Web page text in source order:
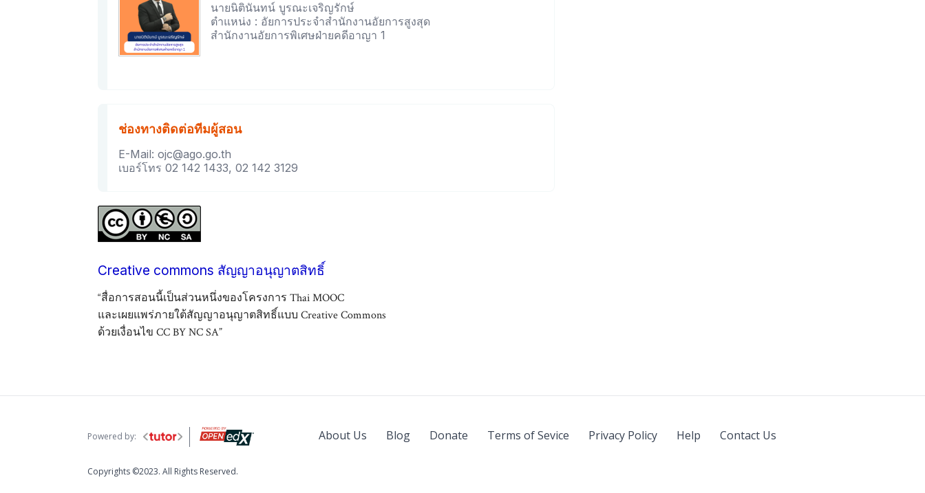
นายนิตินันทน์ บูรณะเจริญรักษ์
ตำแหน่ง : อัยการประจำสำนักงานอัยการสูงสุด
สำนักงานอัยการพิเศษฝ่ายคดีอาญา 1
ช่องทางติดต่อทีมผู้สอน
E-Mail: ojc@ago.go.th
เบอร์โทร 02 142 1433, 02 142 3129
Creative commons สัญญาอนุญาตสิทธิ์
“สื่อการสอนนี้เป็นส่วนหนึ่งของโครงการ Thai MOOC
และเผยแพร่ภายใต้สัญญาอนุญาตสิทธิ์แบบ Creative Commons
ด้วยเงื่อนไข CC BY NC SA”
Powered by: About Us Blog Donate Terms of Sevice Privacy Policy Help Contact Us
Copyrights ©2023. All Rights Reserved.